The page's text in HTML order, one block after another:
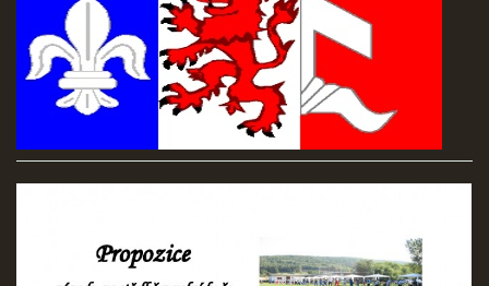
PROPOZICE
VÝSLEDKY ZÁVODŮ